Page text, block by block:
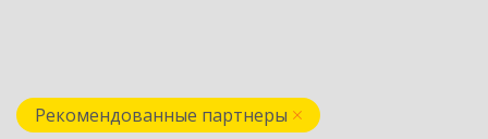
Рекомендованные партнеры